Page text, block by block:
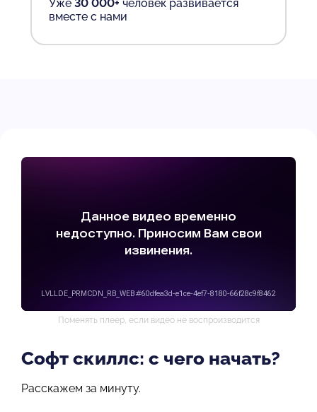
Уже 30 000+ человек развивается
вместе с нами
Поменять плеер, если видео не воспроизводится
Софт скиллс: с чего начать?
Расскажем за минуту.